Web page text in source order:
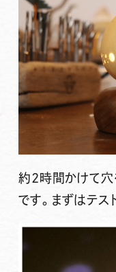
約2時間かけて穴
です。まずはテス